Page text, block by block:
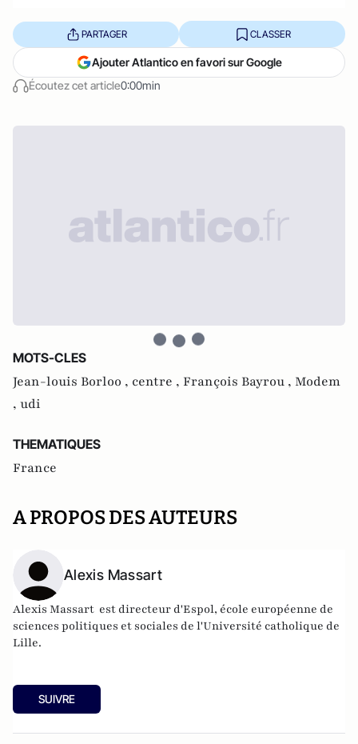
Écoutez cet article0:00min
PARTAGER CLASSER
Ajouter Atlantico en favori sur Google
MOTS-CLES
Jean-louis Borloo , centre , François Bayrou , Modem
, udi
THEMATIQUES
France
A PROPOS DES AUTEURS
Alexis Massart
Alexis Massart est directeur d'Espol, école européenne de
sciences politiques et sociales de l'Université catholique de
Lille.
SUIVRE